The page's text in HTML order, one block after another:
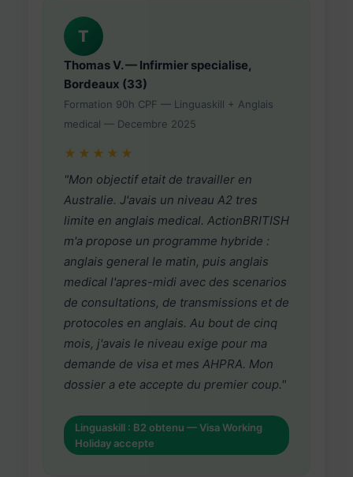
T
Thomas V. — Infirmier specialise,
Bordeaux (33)
Formation 90h CPF — Linguaskill + Anglais
medical — Decembre 2025
★★★★★
"Mon objectif etait de travailler en
Australie. J'avais un niveau A2 tres
limite en anglais medical. ActionBRITISH
m'a propose un programme hybride :
anglais general le matin, puis anglais
medical l'apres-midi avec des scenarios
de consultations, de transmissions et de
protocoles en anglais. Au bout de cinq
mois, j'avais le niveau exige pour ma
demande de visa et mes AHPRA. Mon
dossier a ete accepte du premier coup."
Linguaskill : B2 obtenu — Visa Working
Holiday accepte